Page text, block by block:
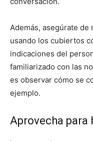
Además, asegúrate de
usando los cubiertos
indicaciones del
familiarizado con las
es observar cómo se
ejemplo.
Aprovecha